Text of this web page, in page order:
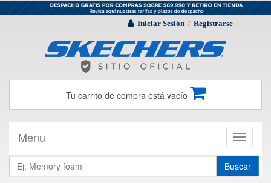
Iniciar Sesión / Registrarse
Tu carrito de compra está vacío
Toggle
Menu
Buscar